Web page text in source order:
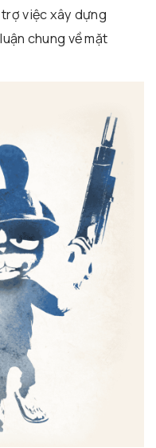
việc xây dựng
chung về mặt